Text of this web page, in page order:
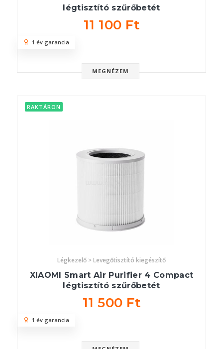
légtisztító szűrőbetét
11 100 Ft
MEGNÉZEM
1 év garancia
RAKTÁRON
Légkezelő > Levegőtisztító kiegészítő
XIAOMI Smart Air Purifier 4 Compact
légtisztító szűrőbetét
11 500 Ft
1 év garancia